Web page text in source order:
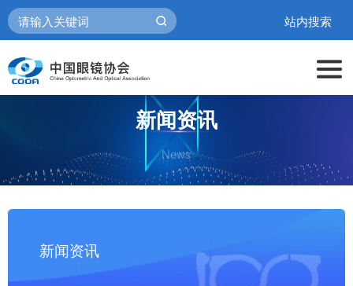
站内搜索
新闻资讯
News
新闻资讯